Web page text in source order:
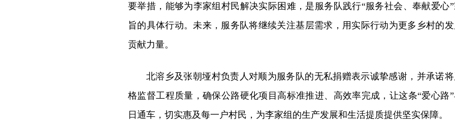
要举措，能够为李家组村民解决实际困难，是服务队践行“服务社会、奉献爱心
旨的具体行动。未来，服务队将继续关注基层需求，用实际行动为更多乡村的
贡献力量。
北溶乡及张朝垭村负责人对顺为服务队的无私捐赠表示诚挚感谢，并承诺
格监督工程质量，确保公路硬化项目高标准推进、高效率完成，让这条“爱心路
日通车，切实惠及每一户村民，为李家组的生产发展和生活提质提供坚实保障。